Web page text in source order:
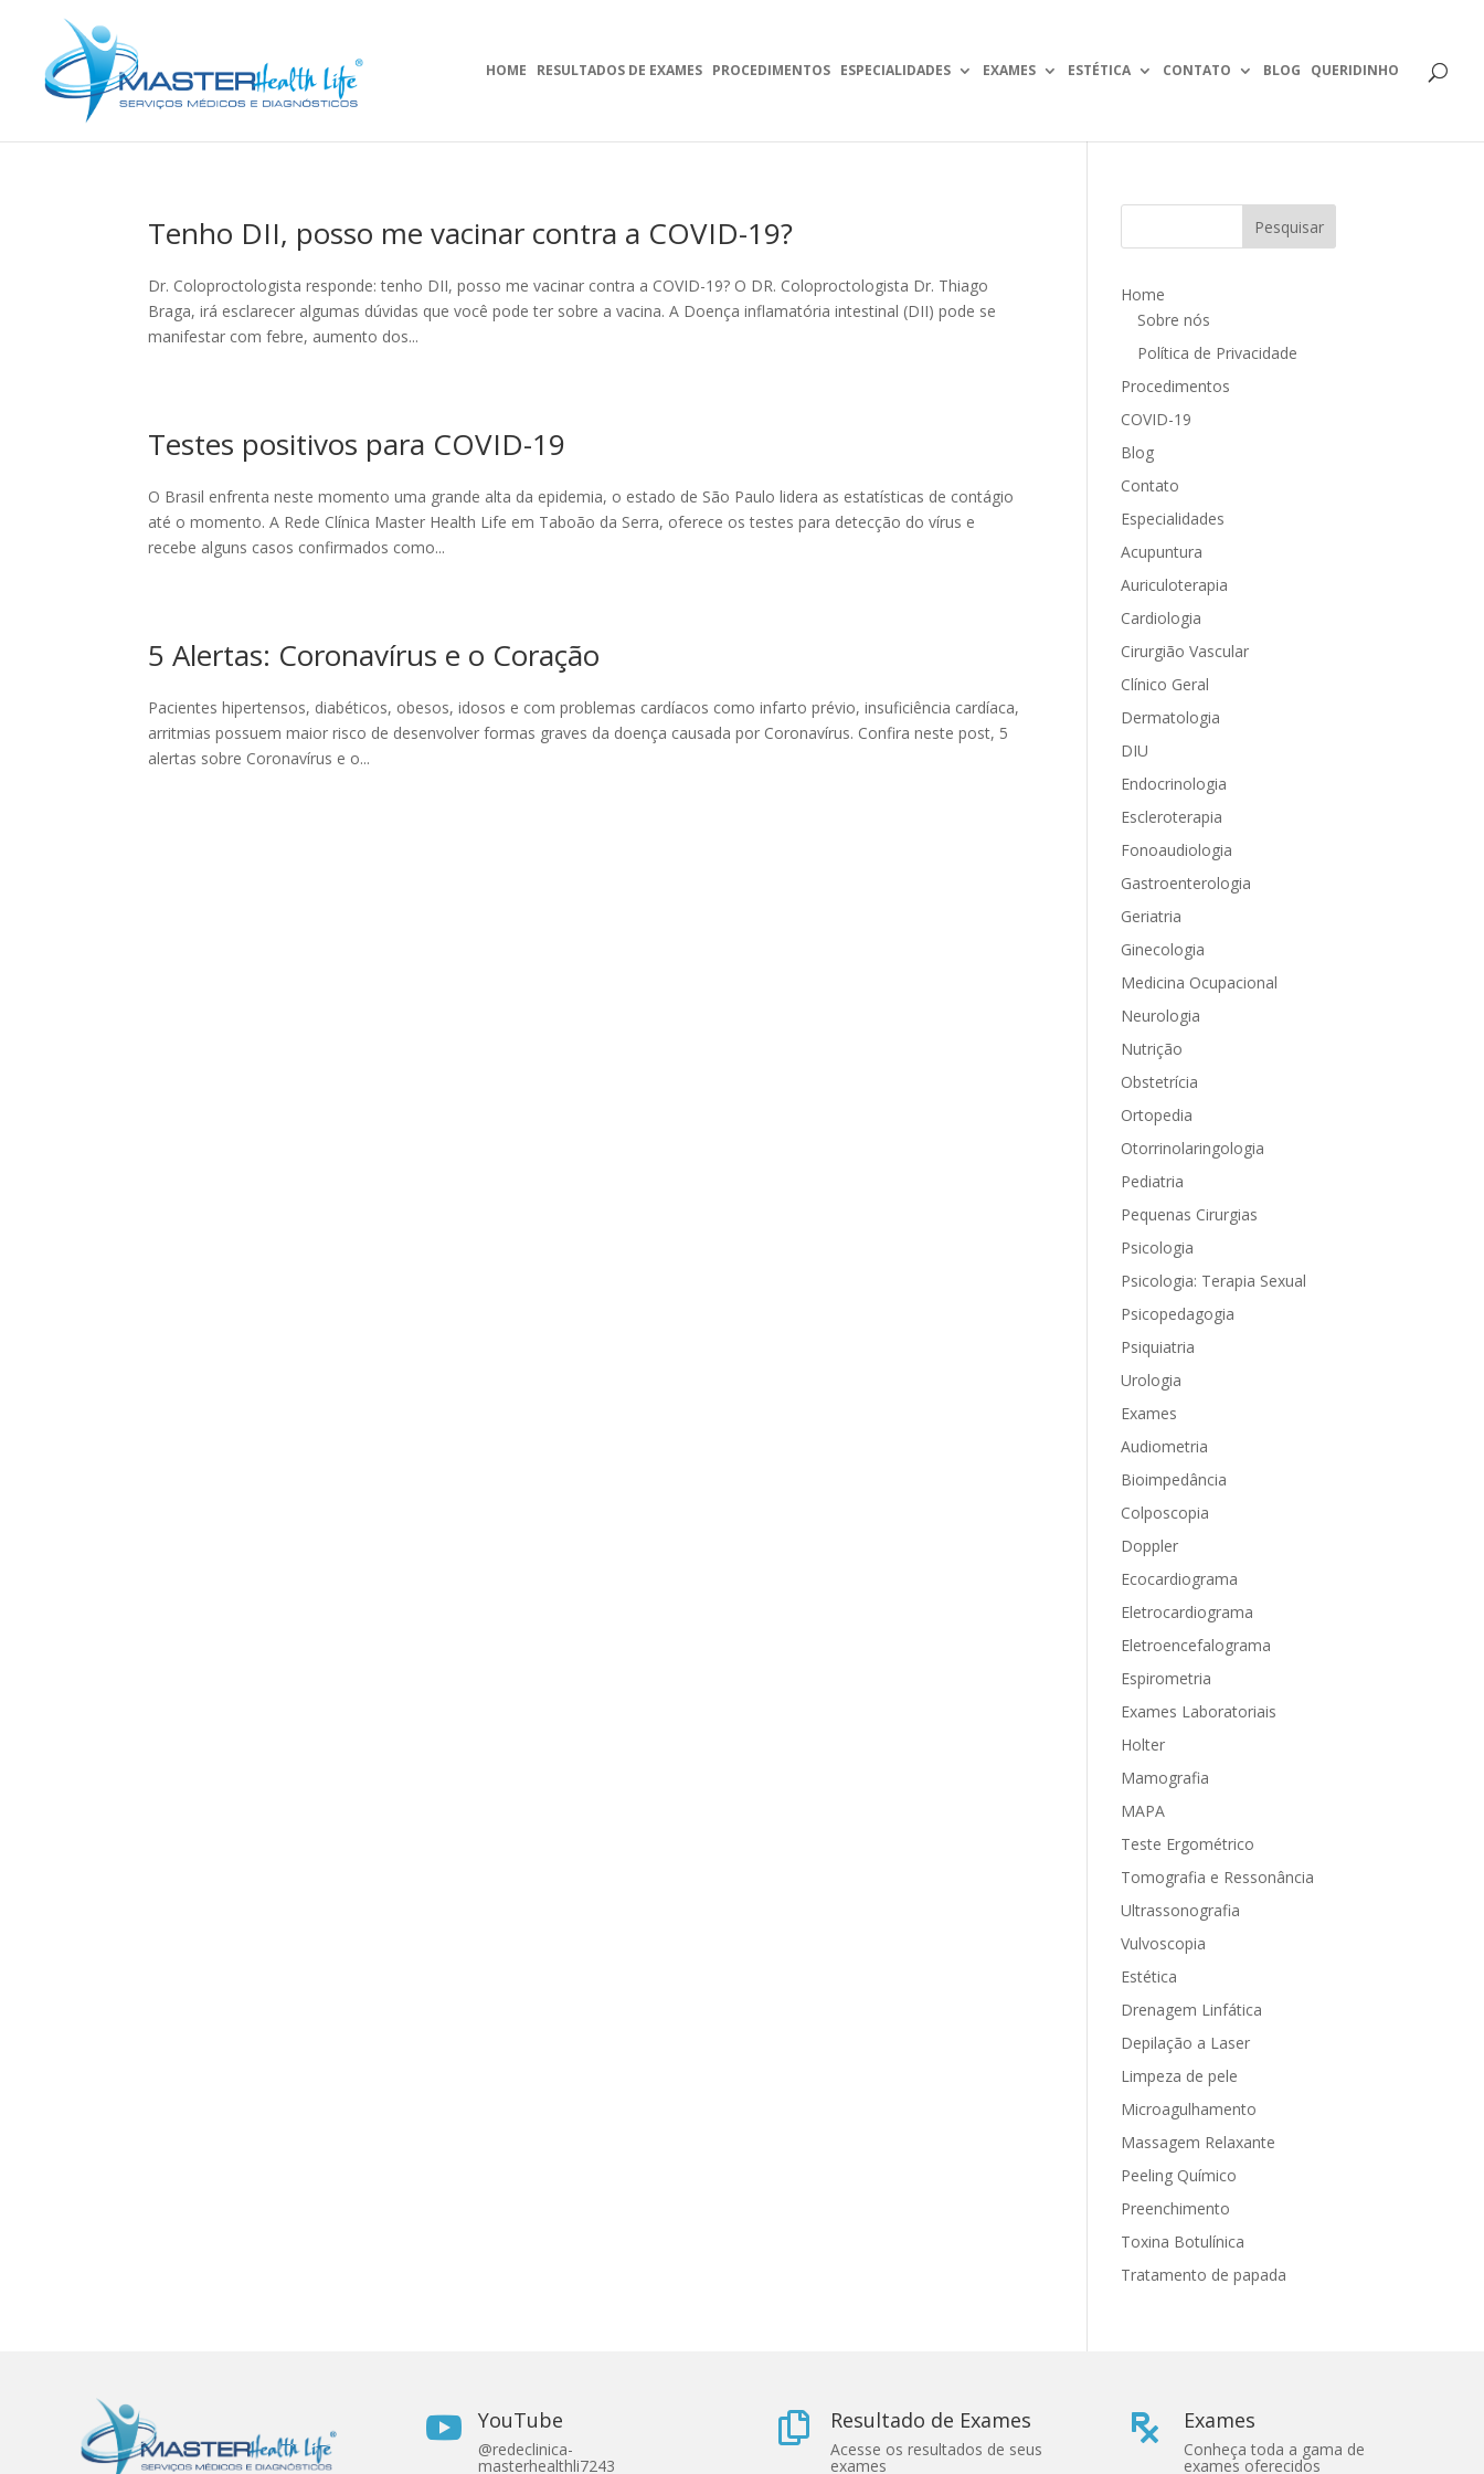
HOME RESULTADOS DE EXAMES PROCEDIMENTOS ESPECIALIDADES EXAMES ESTÉTICA CONTATO BLOG QUERIDINHO
Tenho DII, posso me vacinar contra a COVID-19?
Dr. Coloproctologista responde: tenho DII, posso me vacinar contra a COVID-19? O DR. Coloproctologista Dr. Thiago
Braga, irá esclarecer algumas dúvidas que você pode ter sobre a vacina. A Doença inflamatória intestinal (DII) pode se
manifestar com febre, aumento dos...
Testes positivos para COVID-19
O Brasil enfrenta neste momento uma grande alta da epidemia, o estado de São Paulo lidera as estatísticas de contágio
até o momento. A Rede Clínica Master Health Life em Taboão da Serra, oferece os testes para detecção do vírus e
recebe alguns casos confirmados como...
5 Alertas: Coronavírus e o Coração
Pacientes hipertensos, diabéticos, obesos, idosos e com problemas cardíacos como infarto prévio, insuficiência cardíaca,
arritmias possuem maior risco de desenvolver formas graves da doença causada por Coronavírus. Confira neste post, 5
alertas sobre Coronavírus e o...
Home
Sobre nós
Política de Privacidade
Procedimentos
COVID-19
Blog
Contato
Especialidades
Acupuntura
Auriculoterapia
Cardiologia
Cirurgião Vascular
Clínico Geral
Dermatologia
DIU
Endocrinologia
Escleroterapia
Fonoaudiologia
Gastroenterologia
Geriatria
Ginecologia
Medicina Ocupacional
Neurologia
Nutrição
Obstetrícia
Ortopedia
Otorrinolaringologia
Pediatria
Pequenas Cirurgias
Psicologia
Psicologia: Terapia Sexual
Psicopedagogia
Psiquiatria
Urologia
Exames
Audiometria
Bioimpedância
Colposcopia
Doppler
Ecocardiograma
Eletrocardiograma
Eletroencefalograma
Espirometria
Exames Laboratoriais
Holter
Mamografia
MAPA
Teste Ergométrico
Tomografia e Ressonância
Ultrassonografia
Vulvoscopia
Estética
Drenagem Linfática
Depilação a Laser
Limpeza de pele
Microagulhamento
Massagem Relaxante
Peeling Químico
Preenchimento
Toxina Botulínica
Tratamento de papada
 YouTube
@redeclinica-
masterhealthli7243
 Resultado de Exames
Acesse os resultados de seus
exames
 Exames
Conheça toda a gama de
exames oferecidos